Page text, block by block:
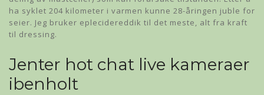
ha syklet 204 kilometer i varmen kunne 28-åringen juble for
seier. Jeg bruker eplecidereddik til det meste, alt fra kraft
til dressing.
Jenter hot chat live kameraer
ibenholt